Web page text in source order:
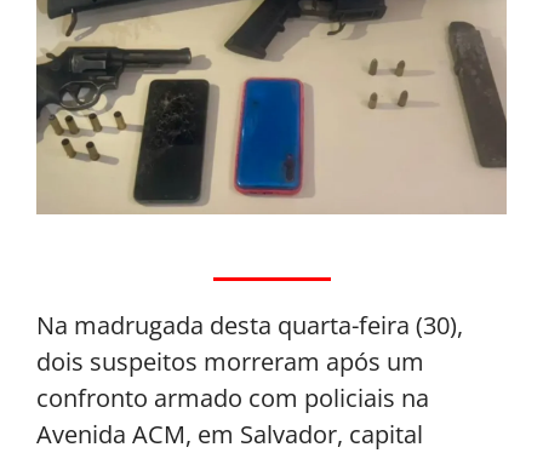
Na madrugada desta quarta-feira (30),
dois suspeitos morreram após um
confronto armado com policiais na
Avenida ACM, em Salvador, capital